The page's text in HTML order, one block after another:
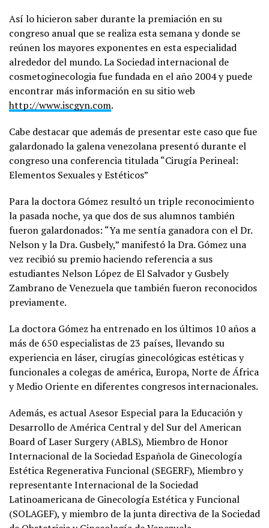
Así lo hicieron saber durante la premiación en su
congreso anual que se realiza esta semana y donde se
reúnen los mayores exponentes en esta especialidad
alrededor del mundo. La Sociedad internacional de
cosmetoginecologia fue fundada en el año 2004 y puede
encontrar más información en su sitio web
http://www.iscgyn.com.
Cabe destacar que además de presentar este caso que fue
galardonado la galena venezolana presentó durante el
congreso una conferencia titulada “Cirugía Perineal:
Elementos Sexuales y Estéticos”
Para la doctora Gómez resultó un triple reconocimiento
la pasada noche, ya que dos de sus alumnos también
fueron galardonados: “Ya me sentía ganadora con el Dr.
Nelson y la Dra. Gusbely,” manifestó la Dra. Gómez una
vez recibió su premio haciendo referencia a sus
estudiantes Nelson López de El Salvador y Gusbely
Zambrano de Venezuela que también fueron reconocidos
previamente.
La doctora Gómez ha entrenado en los últimos 10 años a
más de 650 especialistas de 23 países, llevando su
experiencia en láser, cirugías ginecológicas estéticas y
funcionales a colegas de américa, Europa, Norte de África
y Medio Oriente en diferentes congresos internacionales.
Además, es actual Asesor Especial para la Educación y
Desarrollo de América Central y del Sur del American
Board of Laser Surgery (ABLS), Miembro de Honor
Internacional de la Sociedad Española de Ginecología
Estética Regenerativa Funcional (SEGERF), Miembro y
representante Internacional de la Sociedad
Latinoamericana de Ginecología Estética y Funcional
(SOLAGEF), y miembro de la junta directiva de la Sociedad